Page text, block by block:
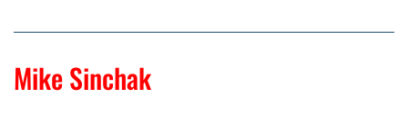
Mike Sinchak